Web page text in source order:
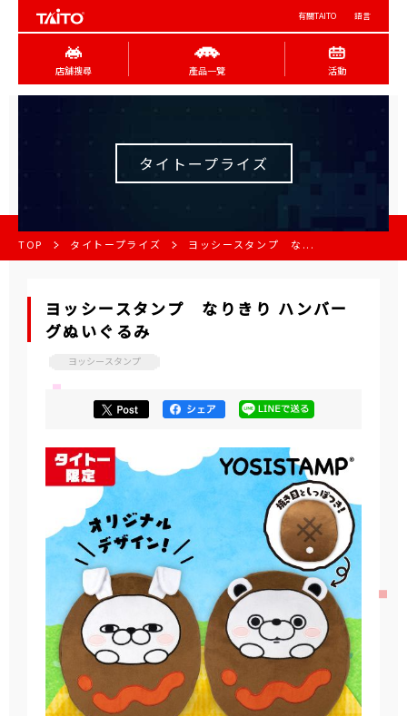
有關TAITO 語言
店舖搜尋 產品一覽 活動
タイトープライズ
TOP タイトープライズ ヨッシースタンプ な...
ヨッシースタンプ なりきり ハンバー
グぬいぐるみ
ヨッシースタンプ